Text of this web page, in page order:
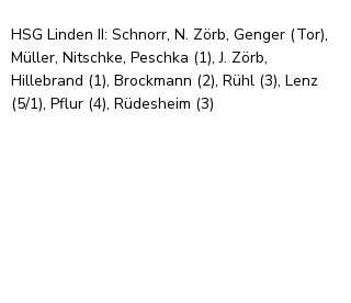
HSG Linden II: Schnorr, N. Zörb, Genger (Tor),
Müller, Nitschke, Peschka (1), J. Zörb,
Hillebrand (1), Brockmann (2), Rühl (3), Lenz
(5/1), Pflur (4), Rüdesheim (3)